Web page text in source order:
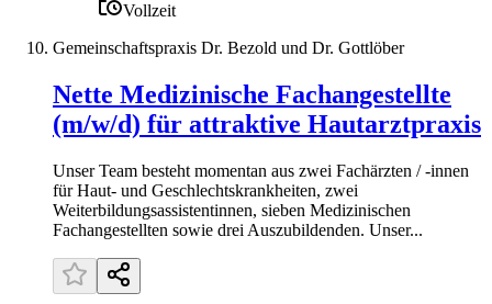
Vollzeit
Gemeinschaftspraxis Dr. Bezold und Dr. Gottlöber
Nette Medizinische Fachangestellte
(m/w/d) für attraktive Hautarztpraxis
Unser Team besteht momentan aus zwei Fachärzten / -innen
für Haut- und Geschlechtskrankheiten, zwei
Weiterbildungsassistentinnen, sieben Medizinischen
Fachangestellten sowie drei Auszubildenden. Unser...